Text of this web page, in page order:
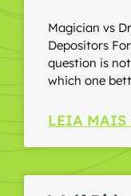
Magician vs
Depositors
question is
which one
LEIA MAIS